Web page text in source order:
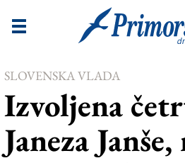
Novice
Goriška
Kultura
Šport
SLOVENSKA VLADA
Izvoljena
Janeza